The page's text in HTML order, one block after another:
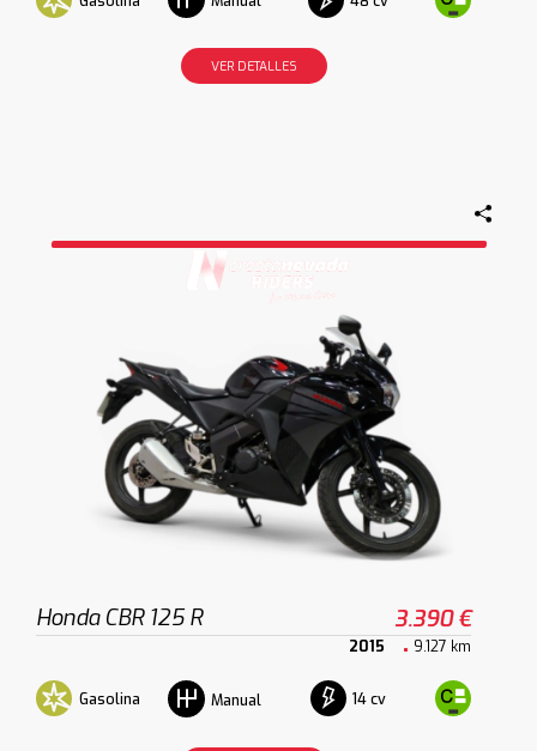
VER DETALLES
Honda CBR 125 R 3.390 €
2015 9.127 km
Gasolina Manual 14 cv